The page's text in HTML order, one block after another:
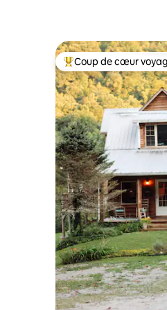
Coups de cœur
Coup de cœur